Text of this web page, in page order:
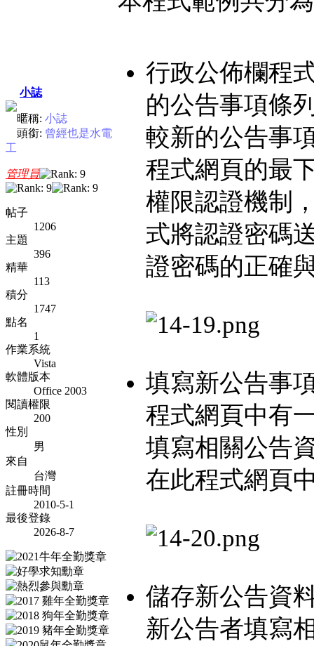
小誌
暱稱: 小誌
頭銜: 曾經也是水電
工
管理員
帖子
1206
主題
396
精華
113
積分
1747
點名
1
作業系統
Vista
軟體版本
Office 2003
閱讀權限
200
性別
男
來自
台灣
註冊時間
2010-5-1
最後登錄
2026-8-7
行政公佈欄程
的公告事項條
較新的公告事
程式網頁的最
權限認證機制
式將認證密碼
證密碼的正確
填寫新公告事
程式網頁中有
填寫相關公告
在此程式網頁
儲存新公告資
新公告者填寫